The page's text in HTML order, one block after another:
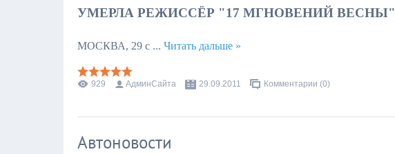
УМЕРЛА РЕЖИССЁР "17 МГНОВЕНИЙ ВЕСНЫ"
МОСКВА, 29 с ... Читать дальше »
929 АдминСайта 29.09.2011 Комментарии (0)
Автоновости